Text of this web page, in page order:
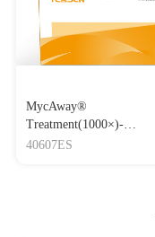
MycAway®
Treatment(1000×)-
Mycoplasma Elimination
40607ES